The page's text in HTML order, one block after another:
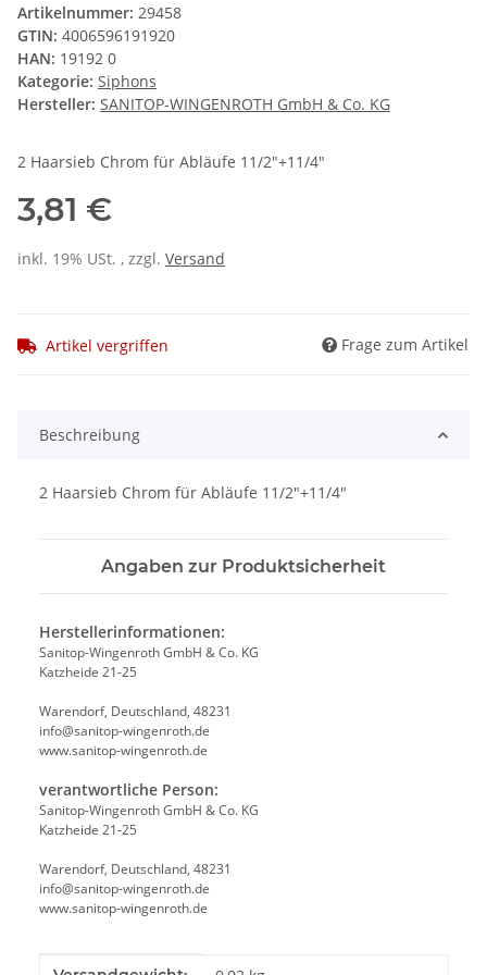
Artikelnummer: 29458
GTIN: 4006596191920
HAN: 19192 0
Kategorie: Siphons
Hersteller: SANITOP-WINGENROTH GmbH & Co. KG
2 Haarsieb Chrom für Abläufe 11/2"+11/4"
3,81 €
inkl. 19% USt. , zzgl. Versand
Artikel vergriffen Frage zum Artikel
Beschreibung
2 Haarsieb Chrom für Abläufe 11/2"+11/4"
Angaben zur Produktsicherheit
Herstellerinformationen:
Sanitop-Wingenroth GmbH & Co. KG
Katzheide 21-25
Warendorf, Deutschland, 48231
info@sanitop-wingenroth.de
www.sanitop-wingenroth.de
verantwortliche Person:
Sanitop-Wingenroth GmbH & Co. KG
Katzheide 21-25
Warendorf, Deutschland, 48231
info@sanitop-wingenroth.de
www.sanitop-wingenroth.de